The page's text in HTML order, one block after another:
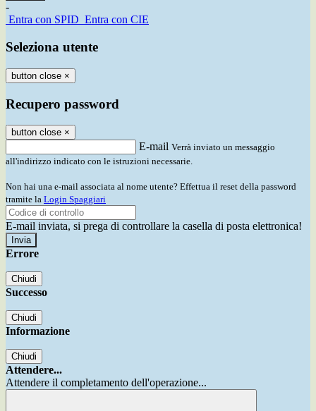
-
Entra con SPID Entra con CIE
Seleziona utente
button close ×
Recupero password
button close ×
E-mail Verrà inviato un messaggio
all'indirizzo indicato con le istruzioni necessarie.
Non hai una e-mail associata al nome utente? Effettua il reset della password
tramite la Login Spaggiari
E-mail inviata, si prega di controllare la casella di posta elettronica!
Errore
Chiudi
Successo
Chiudi
Informazione
Chiudi
Attendere...
Attendere il completamento dell'operazione...